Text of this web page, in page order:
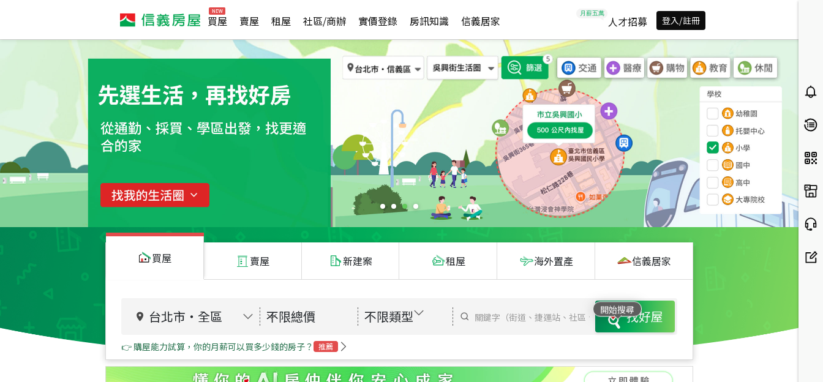
買屋 賣屋 租屋 社區/商辦 實價登錄 房訊知識 信義居家 人才招募 登入/註冊
買屋 賣屋 新建案 租屋 海外置產 信義居家
台北市 ・ 全區 不限總價 不限類型
開始搜尋
找好屋
👉 購屋能力試算，你的月薪可以買多少錢的房子？ 推薦